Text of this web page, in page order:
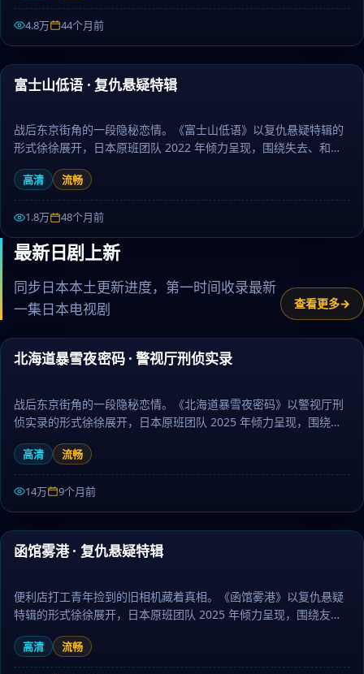
4.8万 44个月前
精选
55:30
富士山低语 · 复仇悬疑特辑
战后东京街角的一段隐秘恋情。《富士山低语》以复仇悬疑特辑的
形式徐徐展开，日本原班团队 2022 年倾力呈现，围绕失去、和解
与重生层层推进，作为惊悚题材，镜头语言细腻、配乐治愈。日剧
大全提供高清完整版日本电视剧免费在线观看。
高清 流畅
1.8万 48个月前
最新日剧上新
同步日本本土更新进度，第一时间收录最新
一集日本电视剧
查看更多
最新
55:02
北海道暴雪夜密码 · 警视厅刑侦实录
战后东京街角的一段隐秘恋情。《北海道暴雪夜密码》以警视厅刑
侦实录的形式徐徐展开，日本原班团队 2025 年倾力呈现，围绕记
忆、约定与守护层层推进，作为动作题材，人物刻画立体、台词余
韵悠长。日剧大全提供高清完整版日本电视剧免费在线观看。
高清 流畅
14万 9个月前
最新
46:32
函馆雾港 · 复仇悬疑特辑
便利店打工青年捡到的旧相机藏着真相。《函馆雾港》以复仇悬疑
特辑的形式徐徐展开，日本原班团队 2025 年倾力呈现，围绕友
人。日剧大全提供高清完整版日本电视剧免费在线观看。
高清 流畅